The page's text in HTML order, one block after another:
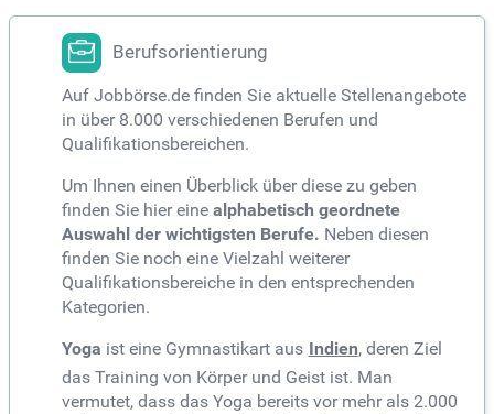
Berufsorientierung
Auf Jobbörse.de finden Sie aktuelle Stellenangebote
in über 8.000 verschiedenen Berufen und
Qualifikationsbereichen.
Um Ihnen einen Überblick über diese zu geben
finden Sie hier eine alphabetisch geordnete
Auswahl der wichtigsten Berufe. Neben diesen
finden Sie noch eine Vielzahl weiterer
Qualifikationsbereiche in den entsprechenden
Kategorien.
Yoga ist eine Gymnastikart aus Indien, deren Ziel
das Training von Körper und Geist ist. Man
vermutet, dass das Yoga bereits vor mehr als 2.000